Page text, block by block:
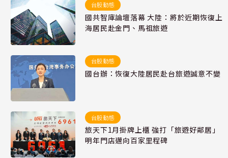
台股動態
國共智庫論壇落幕 大陸：將於近期恢復上
海居民赴金門、馬祖旅遊
台股動態
國台辦：恢復大陸居民赴台旅遊誠意不變
台股動態
旅天下1月掛牌上櫃 強打「旅遊好鄰居」
明年門店邁向百家里程碑